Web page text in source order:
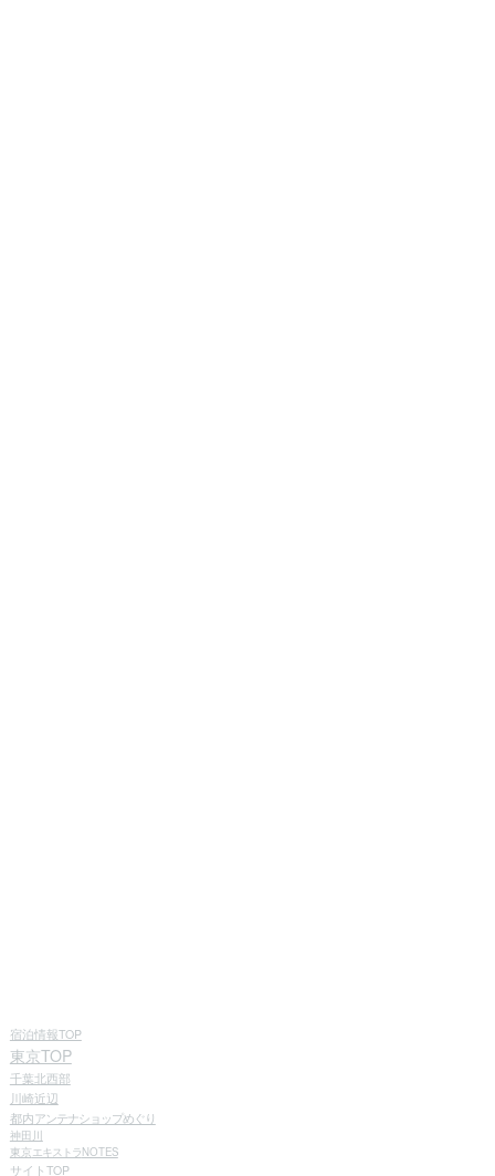
宿泊情報TOP
東京TOP
千葉北西部
川崎近辺
都内アンテナショップめぐり
神田川
東京エキストラNOTES
サイトTOP